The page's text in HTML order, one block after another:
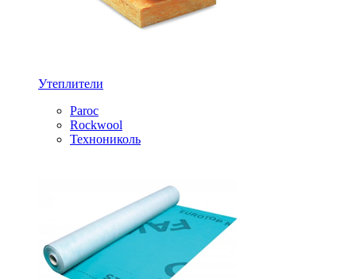
Утеплители
Paroc
Rockwool
Технониколь